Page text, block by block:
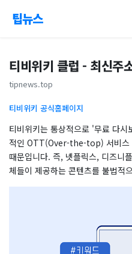
팁뉴스
티비위키 클럽 - 최신주
tipnews.top
티비위키 공식홈페이지
티비위키는 통상적으로 '무료 다
적인 OTT(Over-the-top) 서비스
때문입니다. 즉, 넷플릭스, 디즈니
체들이 제공하는 콘텐츠를 불법적